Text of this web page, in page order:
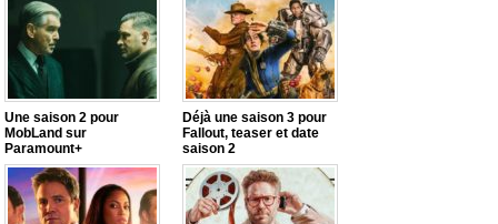
Une saison 2 pour
MobLand sur
Paramount+
Déjà une saison 3 pour
Fallout, teaser et date
saison 2